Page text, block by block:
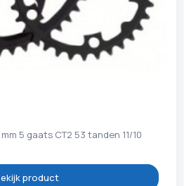
5 gaats CT2 53 tanden 11/10
product